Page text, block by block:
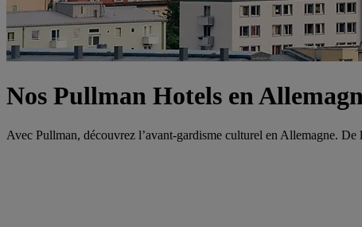
Nos Pullman Hotels en
Avec Pullman, découvrez l’avant-gardisme culturel en Allemagne.